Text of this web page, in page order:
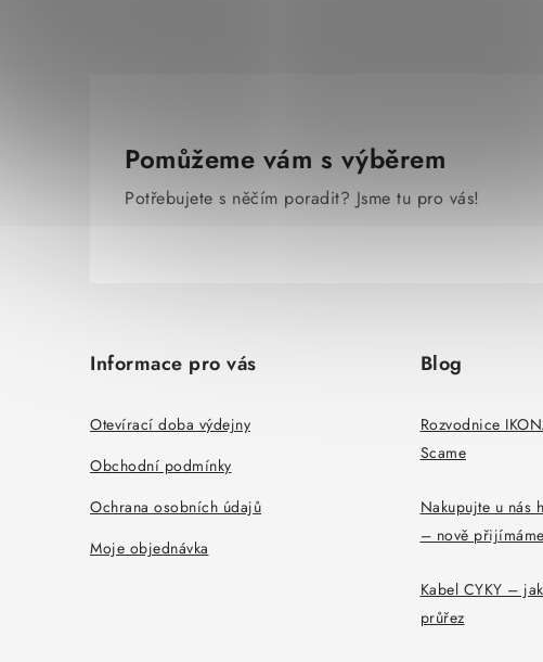
Pomůžeme vám s výběrem
Potřebujete s něčím poradit? Jsme tu pro vás!
Informace pro vás
Otevírací doba výdejny
Obchodní podmínky
Ochrana osobních údajů
Moje objednávka
Blog
Rozvodnice
Scame
Nakupujte u nás
– nově
Kabel CYKY –
průřez